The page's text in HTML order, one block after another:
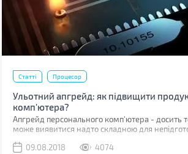
Статті Процесор
Ульотний апгрейд: як підвищити
комп'ютера?
Апгрейд персонального комп'ютера - досить
може виявитися надто складною для
апаратної потужності, то за допомогою
09.08.2018 4074